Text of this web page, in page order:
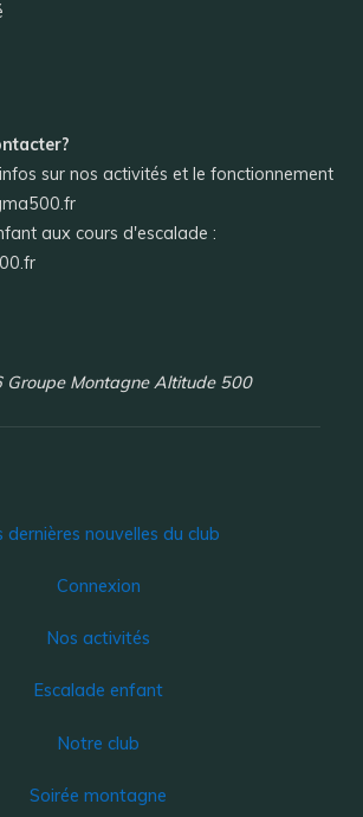
sur nos activités et le fonctionnement
aux cours d'escalade :
Montagne Altitude 500
dernières nouvelles du club
Connexion
Nos activités
Escalade enfant
Notre club
Soirée montagne